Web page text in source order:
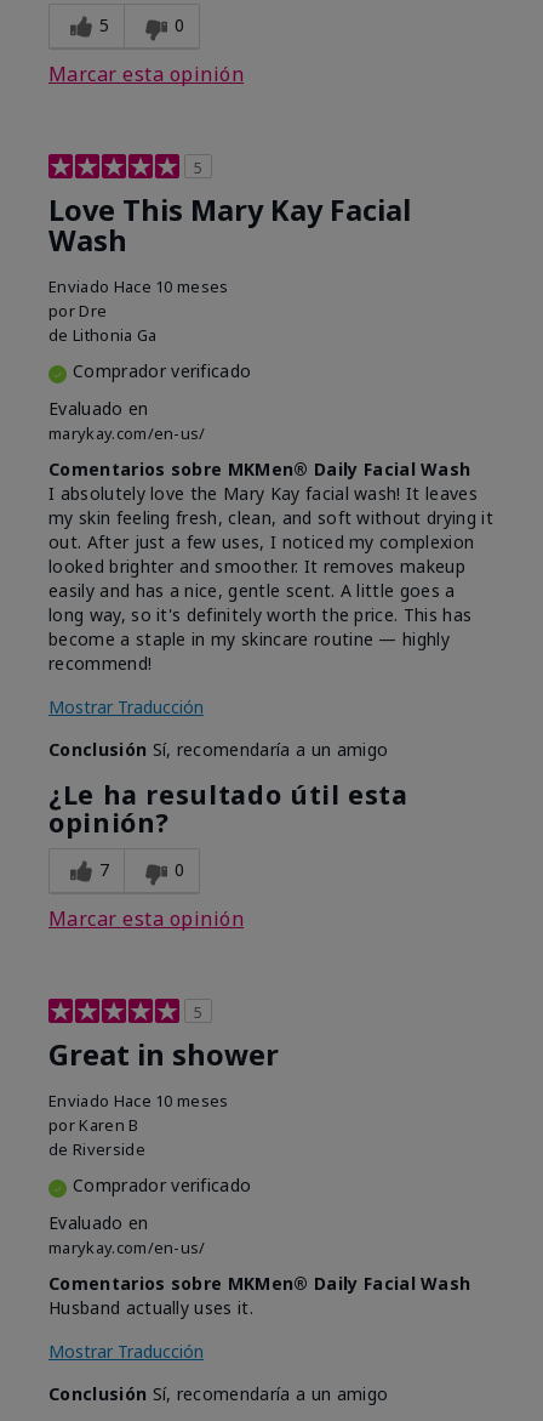
5 0
Marcar esta opinión
5
Love This Mary Kay Facial
Wash
Enviado Hace 10 meses
por Dre
de Lithonia Ga
Comprador verificado
Evaluado en
marykay.com/en-us/
Comentarios sobre MKMen® Daily Facial Wash
I absolutely love the Mary Kay facial wash! It leaves
my skin feeling fresh, clean, and soft without drying it
out. After just a few uses, I noticed my complexion
looked brighter and smoother. It removes makeup
easily and has a nice, gentle scent. A little goes a
long way, so it's definitely worth the price. This has
become a staple in my skincare routine — highly
recommend!
Mostrar Traducción
Conclusión Sí, recomendaría a un amigo
¿Le ha resultado útil esta
opinión?
7 0
Marcar esta opinión
5
Great in shower
Enviado Hace 10 meses
por Karen B
de Riverside
Comprador verificado
Evaluado en
marykay.com/en-us/
Comentarios sobre MKMen® Daily Facial Wash
Husband actually uses it.
Mostrar Traducción
Conclusión Sí, recomendaría a un amigo